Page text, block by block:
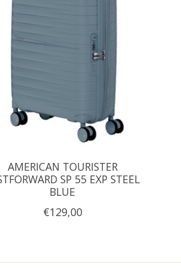
AMERICAN TOURISTER
SP 55 EXP STEEL
BLUE
€129,00